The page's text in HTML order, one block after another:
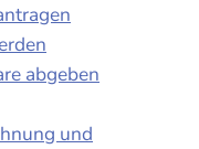
abgeben
und